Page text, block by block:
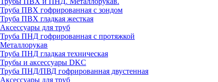
Труба ПВХ гофрированная с зондом
Труба ПВХ гладкая жесткая
Аксессуары для труб
Труба ПНД гофрированная с протяжкой
Металлорукав
Труба ПНД гладкая техническая
Трубы и аксессуары DKC
Труба ПНД/ПВД гофрированная двустенная
Аксессуары для труб